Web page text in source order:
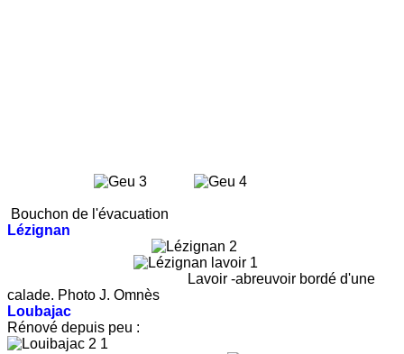
Bouchon de l'évacuation
Lézignan
Lavoir -abreuvoir bordé d'une
calade. Photo J. Omnès
Loubajac
Rénové depuis peu :